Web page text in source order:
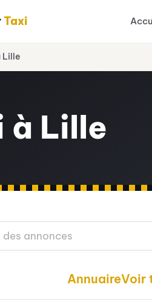
Taxi
Lille
à Lille
AnnuaireVoir